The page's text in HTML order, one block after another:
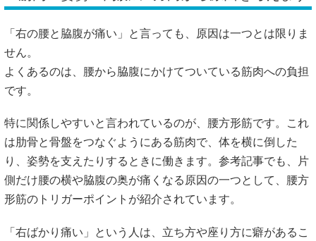
「右の腰と脇腹が痛い」と言っても、原因は一つとは限りま
せん。
よくあるのは、腰から脇腹にかけてついている筋肉への負担
です。
特に関係しやすいと言われているのが、腰方形筋です。これ
は肋骨と骨盤をつなぐようにある筋肉で、体を横に倒した
り、姿勢を支えたりするときに働きます。参考記事でも、片
側だけ腰の横や脇腹の奥が痛くなる原因の一つとして、腰方
形筋のトリガーポイントが紹介されています。
「右ばかり痛い」という人は、立ち方や座り方に癖があるこ